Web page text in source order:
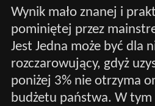
Wynik mało znanej i
pominiętej przez
Jest Jedna może być dla
rozczarowujący, gdyż
poniżej 3% nie otrzyma
budżetu państwa. W